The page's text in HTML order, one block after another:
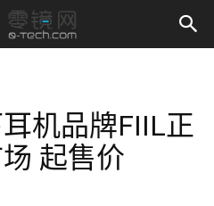
机品牌FIIL正
起售价